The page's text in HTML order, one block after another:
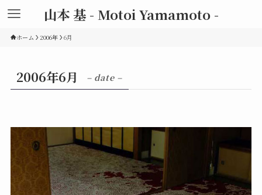
山本 基 - Motoi Yamamoto -
ホーム 2006年 6月
2006年6月 – date –